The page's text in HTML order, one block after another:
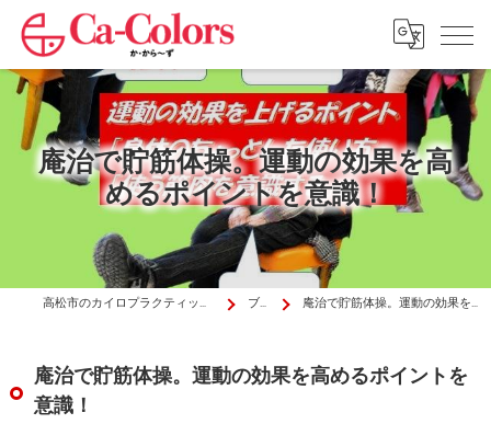
庵治で貯筋体操。運動の効果を高
めるポイントを意識！
高松市のカイロプラクティックはか・から～ず施術院 ブログ 庵治で貯筋体操。運動の効果を高めるポイントを意識！
庵治で貯筋体操。運動の効果を高めるポイントを
意識！